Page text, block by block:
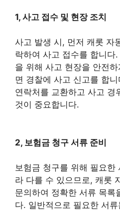
1, 사고 접수 및 현장 조치
사고 발생 시, 먼저 캐롯 자
락하여 사고 접수를 합니다
을 위해 사고 현장을 안전
면 경찰에 사고 신고를 합
연락처를 교환하고 사고 경
것이 중요합니다.
2, 보험금 청구 서류 준비
보험금 청구를 위해 필요한
라 다를 수 있으므로, 캐롯
문의하여 정확한 서류 목록
다. 일반적으로 필요한 서